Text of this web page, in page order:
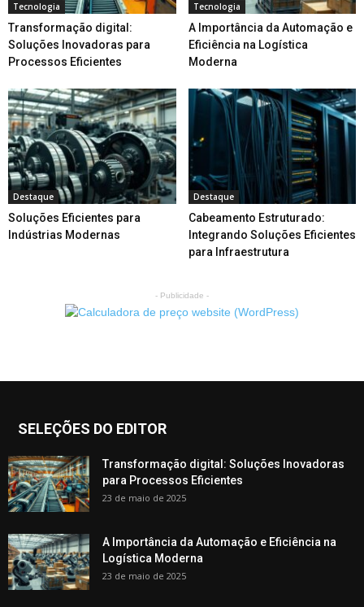
Tecnologia
Transformação digital:
Soluções Inovadoras para
Processos Eficientes
Tecnologia
A Importância da Automação e
Eficiência na Logística
Moderna
Destaque
Soluções Eficientes para
Indústrias Modernas
Destaque
Cabeamento Estruturado:
Integrando Soluções Eficientes
para Infraestrutura
- Publicidade -
SELEÇÕES DO EDITOR
Transformação digital: Soluções Inovadoras
para Processos Eficientes
23 de maio de 2025
A Importância da Automação e Eficiência na
Logística Moderna
23 de maio de 2025